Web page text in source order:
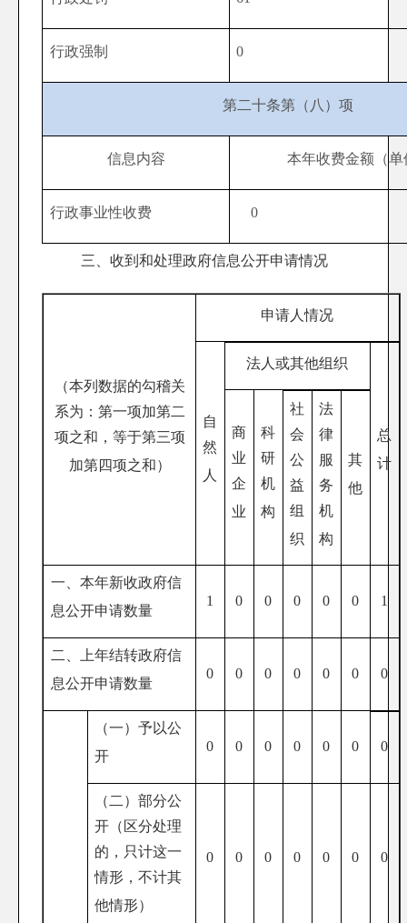
行政强制 0
第二十条第（八）项
信息内容 本年收费金额（
行政事业性收费 0
三、收到和处理政府信息公开申请情况
（本列数据的勾稽关
系为：第一项加第二
项之和，等于第三项
加第四项之和）
申请人情况
自
然
人
法人或其他组织
总
计
商
业
企
业
科
研
机
构
社
会
公
益
组
织
法
律
服
务
机
构
其
他
一、本年新收政府信
息公开申请数量
1 0 0 0 0 0 1
二、上年结转政府信
息公开申请数量
0 0 0 0 0 0 0
（一）予以公
开
0 0 0 0 0 0 0
（二）部分公
开（区分处理
的，只计这一
情形，不计其
他情形）
0 0 0 0 0 0 0